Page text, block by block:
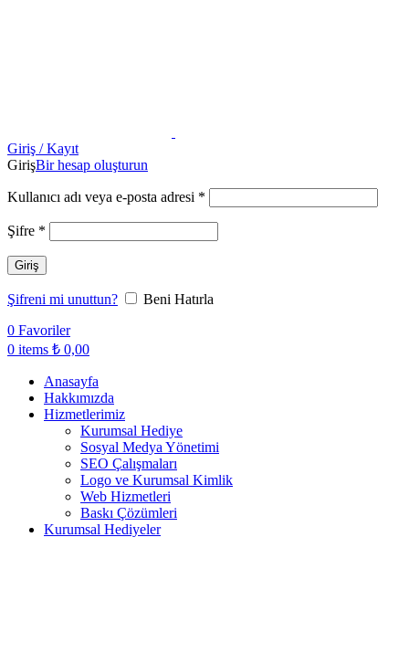
Giriş / Kayıt
GirişBir hesap oluşturun
Kullanıcı adı veya e-posta adresi *
Şifre *
Giriş
Şifreni mi unuttun?
Beni Hatırla
0 Favoriler
0 items ₺ 0,00
Anasayfa
Hakkımızda
Hizmetlerimiz
Kurumsal Hediye
Sosyal Medya Yönetimi
SEO Çalışmaları
Logo ve Kurumsal Kimlik
Web Hizmetleri
Baskı Çözümleri
Kurumsal Hediyeler